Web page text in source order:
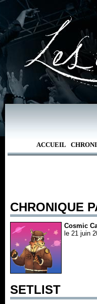
ACCUEIL
CHRONIQUE
Cosmic
le 21 juin
SETLIST